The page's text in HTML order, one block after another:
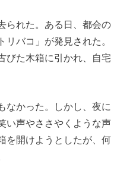
られた。ある日、都会の
バコ」が発見された。
びた木箱に引かれ、自宅
なかった。しかし、夜に
い声やささやくような声
を開けようとしたが、何